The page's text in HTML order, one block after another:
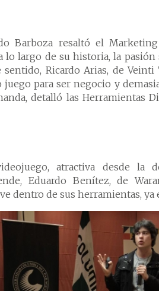
Barboza resaltó el
lo largo de su historia, la pasión
sentido, Ricardo Arias, de
juego para ser negocio y
detalló las Herramientas
atractiva desde la
Eduardo Benítez, de
dentro de sus herramientas, ya